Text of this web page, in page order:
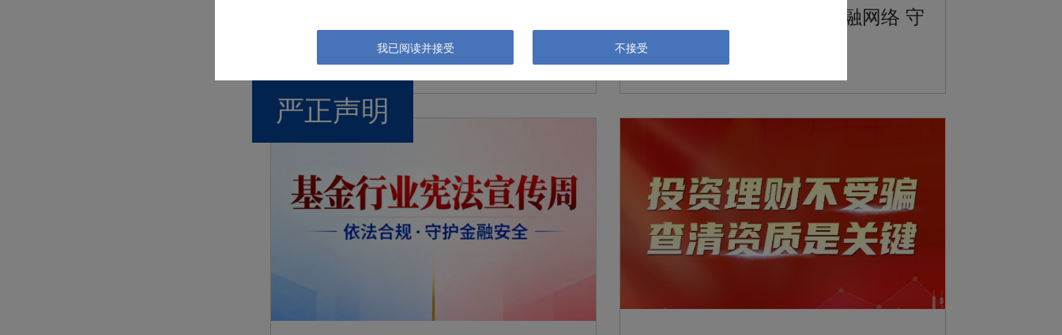
315消费者权益 || 清朗金融网络 守
护安心投资
4、中国证监会规定的其他投资者。
如果您继续访问或使用本网站及其所载资料，即表明您声明及保证您或您所代表的机构为“合格投资者”，并将遵守对您适
用的司法区域的有关法律及法规，同意并接受以下条款及相关约束。如果您不符合“合格投资者”标准或不同意下列条款及
投资涉及风险，投资者应详细审阅产品的发售文件以获取进一步资料，了解有关投资所涉及的风险因素，并寻求适当的专
业投资和咨询意见。产品净值及其收益存在涨跌可能，过往的产品业绩数据并不预示产品未来的业绩表现。本网站所提供
我已阅读并接受 不接受
严正声明